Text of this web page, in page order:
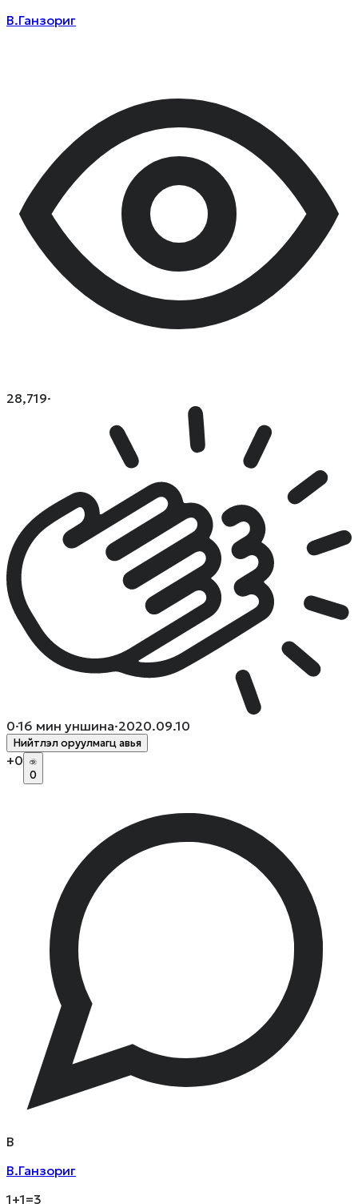
В.Ганзориг
28,719·
0·16 мин уншина·2020.09.10
Нийтлэл оруулмагц авья
+0
0
В
В.Ганзориг
1+1=3